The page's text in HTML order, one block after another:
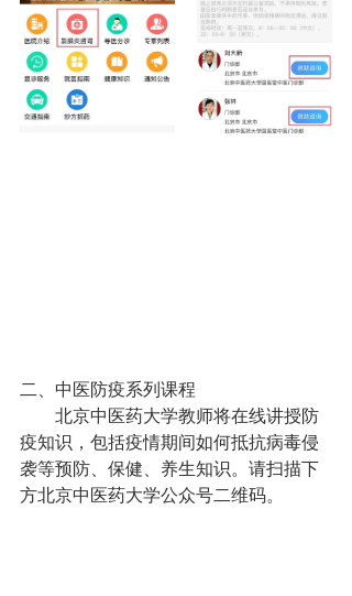
二、中医防疫系列课程
北京中医药大学教师将在线讲授防
疫知识，包括疫情期间如何抵抗病毒侵
袭等预防、保健、养生知识。请扫描下
方北京中医药大学公众号二维码。